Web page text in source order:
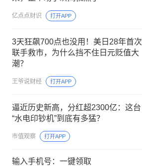
亿点点财识 打开APP
3天狂飙700点也没用！美日28年首次
联手救市，为什么挡不住日元贬值大
潮？
王爷说财经 打开APP
逼近历史新高，分红超2300亿：这台
“水电印钞机”到底有多猛？
市值观察 打开APP
输入手机号：一键领取